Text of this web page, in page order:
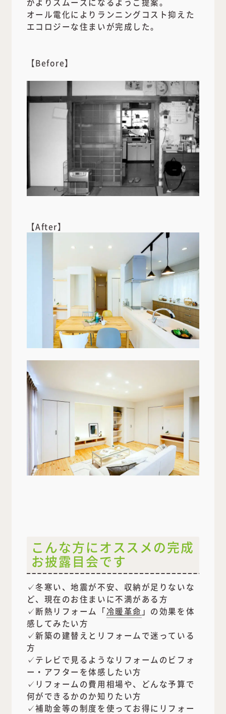
オール電化によりランニングコスト抑えた
エコロジーな住まいが完成した。
【Before】
【After】
こんな方にオススメの完成
お披露目会です
✓冬寒い、地震が不安、収納が足りないな
ど、現在のお住まいに不満がある方
✓断熱リフォーム「冷暖革命 」の効果を体
感してみたい方
✓新築の建替えとリフォームで迷っている
方
✓テレビで見るようなリフォームのビフォ
ー・アフターを体感したい方
✓リフォームの費用相場や、どんな予算で
何ができるかのか知りたい方
✓補助金等の制度を使ってお得にリフォー